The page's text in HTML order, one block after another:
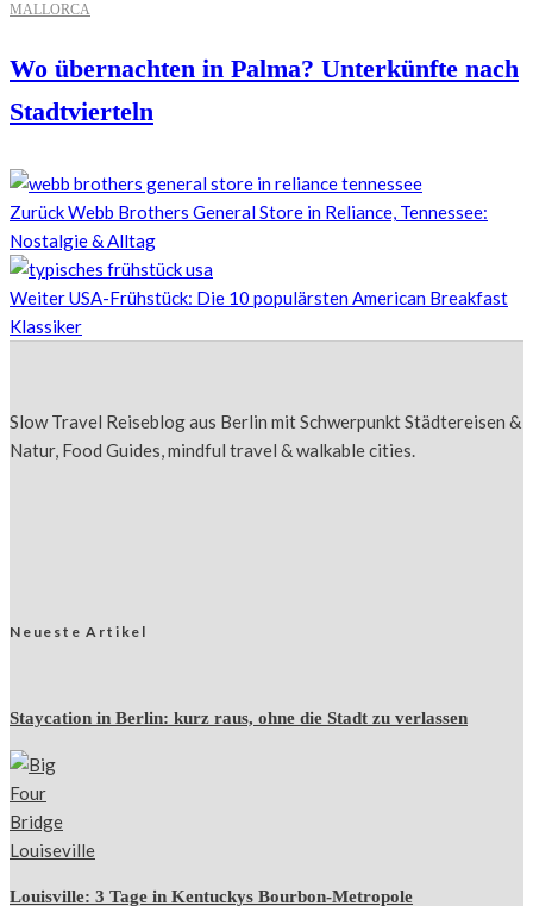
MALLORCA
Wo übernachten in Palma? Unterkünfte nach
Stadtvierteln
ZurückWebb Brothers General Store in Reliance, Tennessee:
Nostalgie & Alltag
WeiterUSA-Frühstück: Die 10 populärsten American Breakfast
Klassiker
Slow Travel Reiseblog aus Berlin mit Schwerpunkt Städtereisen &
Natur, Food Guides, mindful travel & walkable cities.
Neueste Artikel
Staycation in Berlin: kurz raus, ohne die Stadt zu verlassen
Louisville: 3 Tage in Kentuckys Bourbon-Metropole